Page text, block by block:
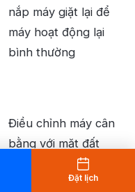
nắp máy giặt lại để
máy hoạt động lại
bình thường
Điều chỉnh máy cân
bằng với mặt đất
Bạn sắp xếp quần
Đặt lịch